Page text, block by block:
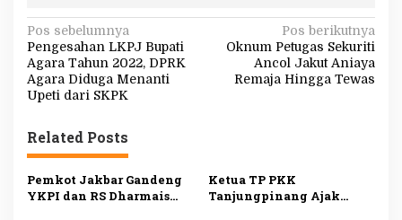
N
a
v
g
a
s
Pos sebelumnya
Pengesahan LKPJ Bupati
Agara Tahun 2022, DPRK
Agara Diduga Menanti
Upeti dari SKPK
Pos berikutnya
Oknum Petugas Sekuriti
Ancol Jakut Aniaya
Remaja Hingga Tewas
Related Posts
Pemkot Jakbar Gandeng
YKPI dan RS Dharmais
Ketua TP PKK
Tanjungpinang Ajak